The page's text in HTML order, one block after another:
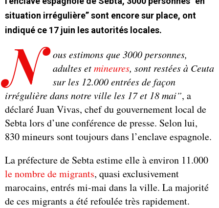
situation irrégulière” sont encore sur place, ont
indiqué ce 17 juin les autorités locales.
N ous estimons que 3000 personnes,
adultes etmineures, sont restées à Ceuta
sur les 12.000 entrées de façon
irrégulière dans notre ville les 17 et 18 mai”, a
déclaré Juan Vivas, chef du gouvernement local de
Sebta lors d’une conférence de presse. Selon lui,
830 mineurs sont toujours dans l’enclave espagnole.
La préfecture de Sebta estime elle à environ 11.000
le nombre de migrants, quasi exclusivement
marocains, entrés mi-mai dans la ville. La majorité
de ces migrants a été refoulée très rapidement.